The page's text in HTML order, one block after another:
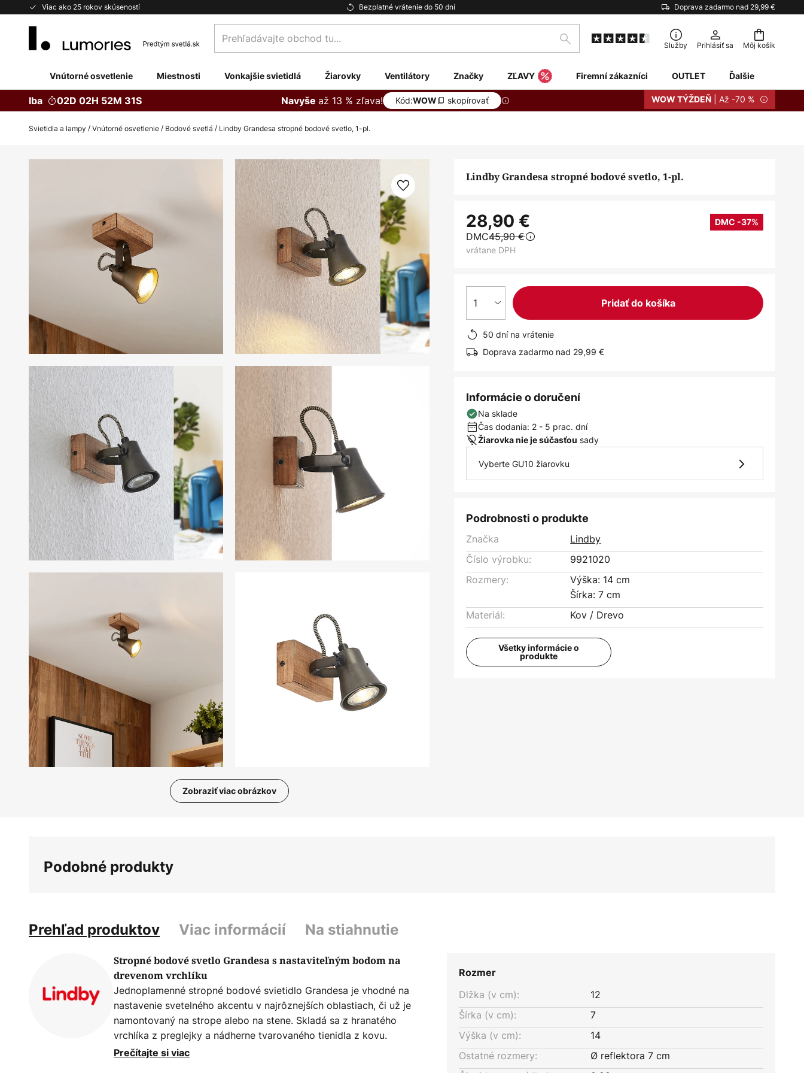
Viac ako 25 rokov skúseností Bezplatné vrátenie do 50 dní Doprava zadarmo nad 29,99 €
Skip
Môj košík
Prehľadávajte
obchod
Hľadať Služby Prihlásiť sa
Vnútorné osvetlenie Miestnosti Vonkajšie svietidlá Žiarovky Ventilátory Značky ZĽAVY Firemní zákazníci OUTLET Ďalšie
Iba 02D 02H 52M 30S Navyše až 13 % zľava! Kód:WOW skopírovať WOW TÝŽDEŇ | Až -70 %
Svietidla a lampy Vnútorné osvetlenie Bodové svetlá Lindby Grandesa stropné bodové svetlo, 1-pl.
obrázkov
Zobraziť viac obrázkov
obrázkov
Lindby Grandesa stropné bodové svetlo, 1-pl.
28,90 € DMC -37%
DMC45,90 €
vrátane DPH
1 Pridať do košíka
50 dní na vrátenie
Doprava zadarmo nad 29,99 €
Informácie o doručení
Na sklade
Čas dodania: 2 - 5 prac. dní
Žiarovka nie je súčasťou sady
Vyberte GU10 žiarovku
Podrobnosti o produkte
Značka
Lindby
Číslo výrobku:
9921020
Rozmery:
Výška: 14 cm
Šírka: 7 cm
Materiál:
Kov / Drevo
Všetky informácie o
produkte
Podobné produkty
Prehľad produktov Viac informácií Na stiahnutie
Stropné bodové svetlo Grandesa s nastaviteľným bodom na
drevenom vrchlíku
Jednoplamenné stropné bodové svietidlo Grandesa je vhodné na
nastavenie svetelného akcentu v najrôznejších oblastiach, či už je
namontovaný na strope alebo na stene. Skladá sa z hranatého
vrchlíka z preglejky a nádherne tvarovaného tienidla z kovu.
Flambovaná preglejka a povrchová úprava kovu v čiernom laku
Prečítajte si viac
Rozmer
Dlžka (v cm):
12
Šírka (v cm):
7
Výška (v cm):
14
Ostatné rozmery:
Ø reflektora 7 cm